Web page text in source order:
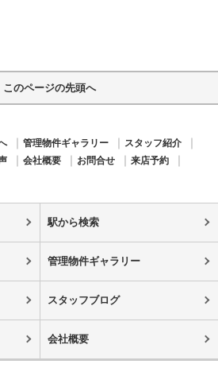
このページの先頭へ
管理物件ギャラリー
スタッフ紹介
会社概要 お問合せ
来店予約
駅から検索
管理物件ギャラリー
スタッフブログ
会社概要